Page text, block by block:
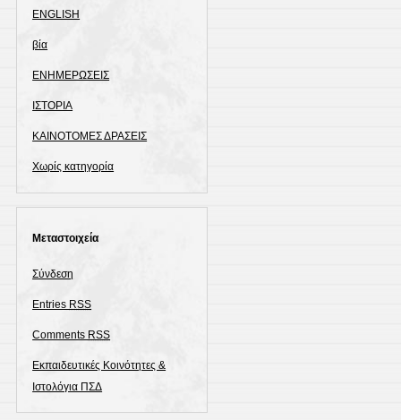
ENGLISH
βία
ΕΝΗΜΕΡΩΣΕΙΣ
ΙΣΤΟΡΙΑ
ΚΑΙΝΟΤΟΜΕΣ ΔΡΑΣΕΙΣ
Χωρίς κατηγορία
Μεταστοιχεία
Σύνδεση
Entries RSS
Comments RSS
Εκπαιδευτικές Κοινότητες &
Ιστολόγια ΠΣΔ